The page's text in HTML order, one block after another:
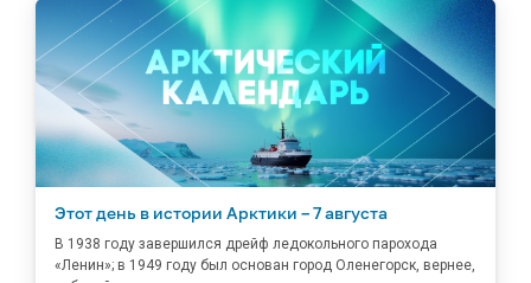
Этот день в истории Арктики – 7 августа
В 1938 году завершился дрейф ледокольного парохода
«Ленин»; в 1949 году был основан город Оленегорск, вернее,